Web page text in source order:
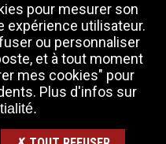
CONFORME
pour mesurer son
expérience utilisateur.
ou personnaliser
et à tout moment
mes cookies" pour
Plus d'infos sur